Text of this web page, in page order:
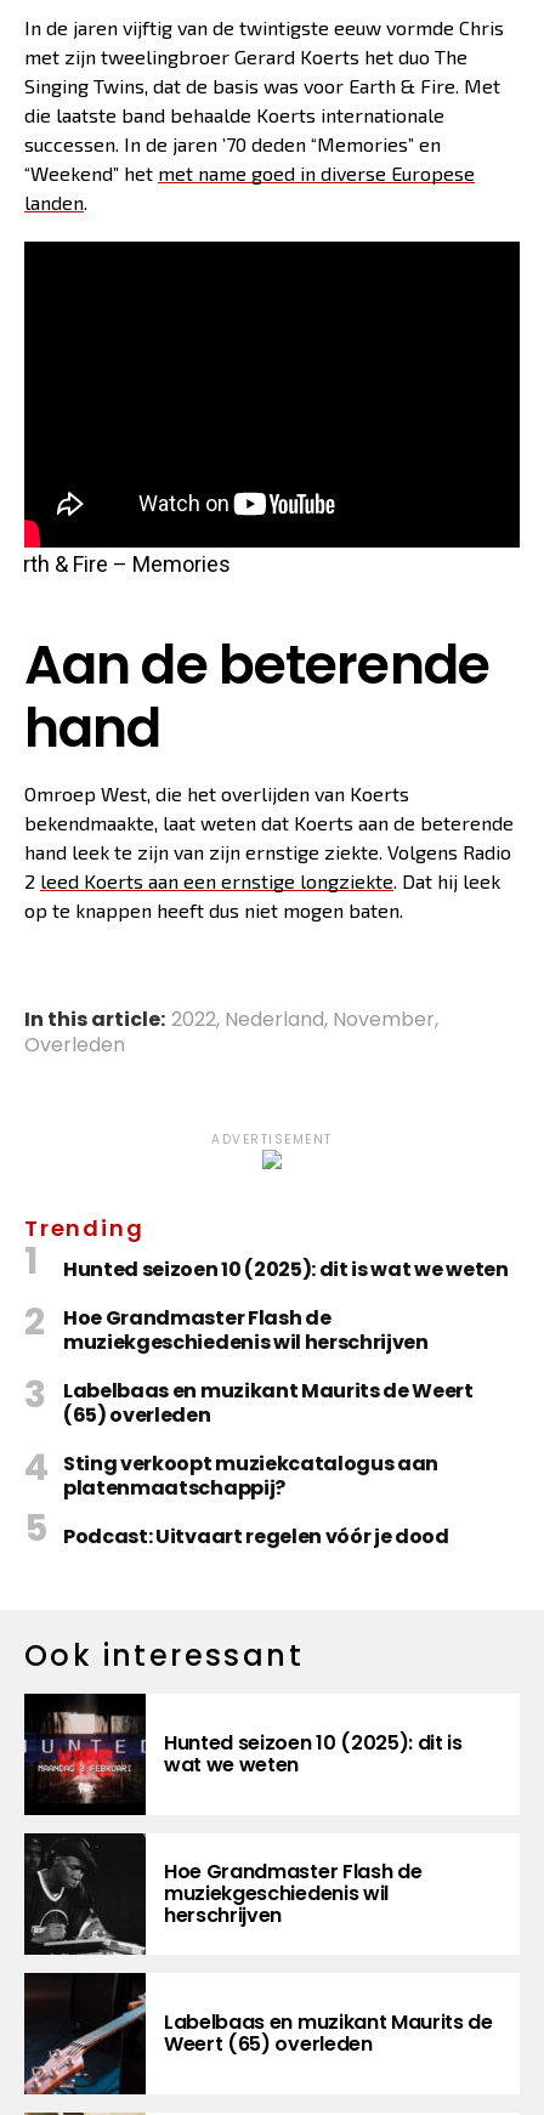
In de jaren vijftig van de twintigste eeuw vormde Chris
met zijn tweelingbroer Gerard Koerts het duo The
Singing Twins, dat de basis was voor Earth & Fire. Met
die laatste band behaalde Koerts internationale
successen. In de jaren ’70 deden “Memories” en
“Weekend” het met name goed in diverse Europese
landen
Earth & Fire – Memories
Aan de beterende
hand
Omroep West, die het overlijden van Koerts
bekendmaakte, laat weten dat Koerts aan de beterende
hand leek te zijn van zijn ernstige ziekte. Volgens Radio
2 leed Koerts aan een ernstige longziekte . Dat hij leek
op te knappen heeft dus niet mogen baten.
In this article: 2022, Nederland, November,
Overleden
ADVERTISEMENT
Trending
Hunted seizoen 10 (2025): dit is wat we weten
Hoe Grandmaster Flash de
muziekgeschiedenis wil herschrijven
Labelbaas en muzikant Maurits de Weert
(65) overleden
Sting verkoopt muziekcatalogus aan
platenmaatschappij?
Podcast: Uitvaart regelen vóór je dood
Ook interessant
Hunted seizoen 10 (2025): dit is
wat we weten
Hoe Grandmaster Flash de
muziekgeschiedenis wil
herschrijven
Labelbaas en muzikant Maurits de
Weert (65) overleden